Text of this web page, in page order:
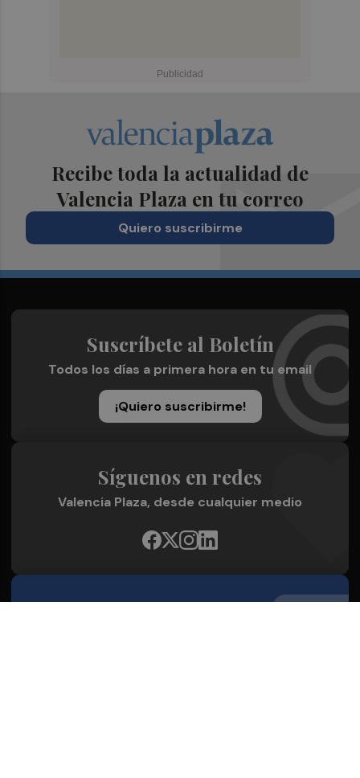
Recibe toda la actualidad de
Valencia Plaza en tu correo
Quiero suscribirme
Suscríbete al Boletín
Todos los días a primera hora en tu email
¡Quiero suscribirme!
Síguenos en redes
Valencia Plaza, desde cualquier medio
Quienes Somos